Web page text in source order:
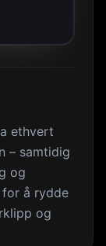
ethvert
– samtidig
og
for å rydde
og